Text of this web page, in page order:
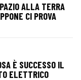
ALLA TERRA
CI PROVA
È SUCCESSO IL
ELETTRICO